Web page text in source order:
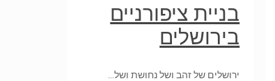
בניית ציפורניים
בירושלים
ירושלים של זהב ושל נחושת ושל…